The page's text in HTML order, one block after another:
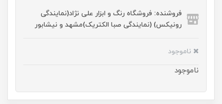
فروشنده: فروشگاه رنگ و ابزار علی نژاد(نمایندگی
رونیکس) (نمایندگی صبا الکتریک)مشهد و نیشابور
ناموجود
ناموجود